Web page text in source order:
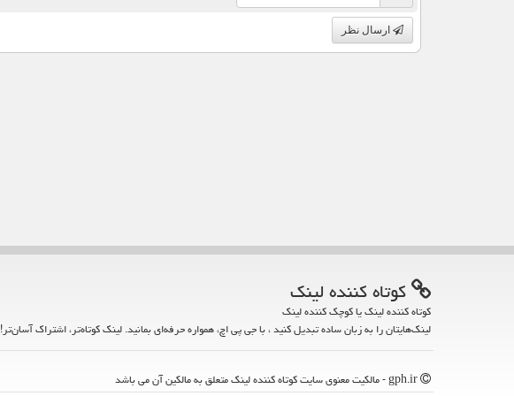
ارسال نظر
كوتاه كننده لینك
کوتاه کننده لینک یا کوچک کننده لینک
لینک‌هایتان را به زبان ساده تبدیل کنید ، با جی پی اچ، همواره حرفه‌ای بمانید. لینک کوتاه‌تر، اشتراک آسان‌تر!